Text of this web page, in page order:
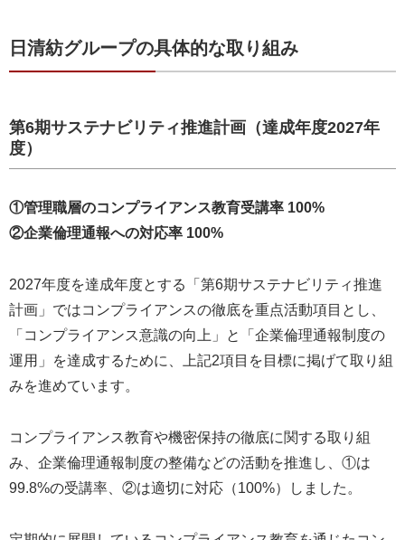
日清紡グループの具体的な取り組み
第6期サステナビリティ推進計画（達成年度2027年
度）
①管理職層のコンプライアンス教育受講率 100%
②企業倫理通報への対応率 100%
2027年度を達成年度とする「第6期サステナビリティ推進
計画」ではコンプライアンスの徹底を重点活動項目とし、
「コンプライアンス意識の向上」と「企業倫理通報制度の
運用」を達成するために、上記2項目を目標に掲げて取り組
みを進めています。
コンプライアンス教育や機密保持の徹底に関する取り組
み、企業倫理通報制度の整備などの活動を推進し、①は
99.8%の受講率、②は適切に対応（100%）しました。